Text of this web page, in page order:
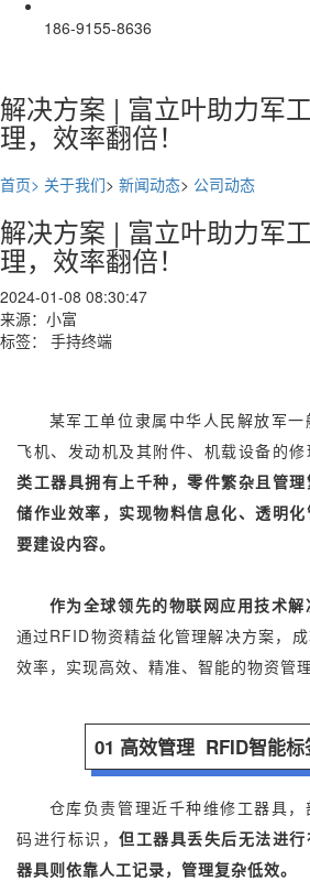
186-9155-8636
解决方案 | 富立叶助力军
理，效率翻倍！
首页> 关于我们> 新闻动态> 公司动态
解决方案 | 富立叶助力军
理，效率翻倍！
2024-01-08 08:30:47
来源：小富
标签： 手持终端
某军工单位隶属中华人民解放军
飞机、发动机及其附件、机载设备的修
类工器具拥有上千种，零件繁杂且管
储作业效率，实现物料信息化、透明
要建设内容。
作为全球领先的物联网应用技术解
通过RFID物资精益化管理解决方案，
效率，实现高效、精准、智能的物资管理
01 高效管理 RFID智能标
仓库负责管理近千种维修工器具
码进行标识， 但工器具丢失后无法进
器具则依靠人工记录，管理复杂低效。